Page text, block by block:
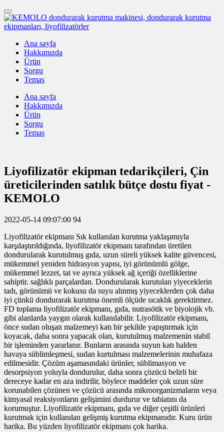
Ana sayfa
Hakkımızda
Ürün
Sorgu
Temas
Ana sayfa
Hakkımızda
Ürün
Sorgu
Temas
Liyofilizatör ekipman tedarikçileri, Çin
üreticilerinden satılık bütçe dostu fiyat -
KEMOLO
2022-05-14 09:07:00 94
Liyofilizatör ekipmanı Sık kullanılan kurutma yaklaşımıyla
karşılaştırıldığında, liyofilizatör ekipmanı tarafından üretilen
dondurularak kurutulmuş gıda, uzun süreli yüksek kalite güvencesi,
mükemmel yeniden hidrasyon yapısı, iyi görünümlü gölge,
mükemmel lezzet, tat ve ayrıca yüksek ağ içeriği özelliklerine
sahiptir. sağlıklı parçalardan. Dondurularak kurutulan yiyeceklerin
tadı, görünümü ve kokusu da suyu alınmış yiyeceklerden çok daha
iyi çünkü dondurarak kurutma önemli ölçüde sıcaklık gerektirmez.
FD toplama liyofilizatör ekipmanı, gıda, nutrasötik ve biyolojik vb.
gibi alanlarda yaygın olarak kullanılabilir. Liyofilizatör ekipmanı,
önce sudan oluşan malzemeyi katı bir şekilde yapıştırmak için
koyacak, daha sonra yapacak olan, kurutulmuş malzemenin stabil
bir işleminden yararlanır. Bunların arasında suyun katı halden
havaya süblimleşmesi, sudan kurtulması malzemelerinin muhafaza
edilmesidir. Çözüm aşamasındaki ürünler, süblimasyon ve
desorpsiyon yoluyla dondurulur, daha sonra çözücü belirli bir
dereceye kadar en aza indirilir, böylece maddeler çok uzun süre
korunabilen çözünen ve çözücü arasında mikroorganizmaların veya
kimyasal reaksiyonların gelişimini durdurur ve tabiatını da
korumuştur. Liyofilizatör ekipmanı, gıda ve diğer çeşitli ürünleri
kurutmak için kullanılan gelişmiş kurutma ekipmanıdır. Kuru ürün
harika. Bu yüzden liyofilizatör ekipmanı çok harika.